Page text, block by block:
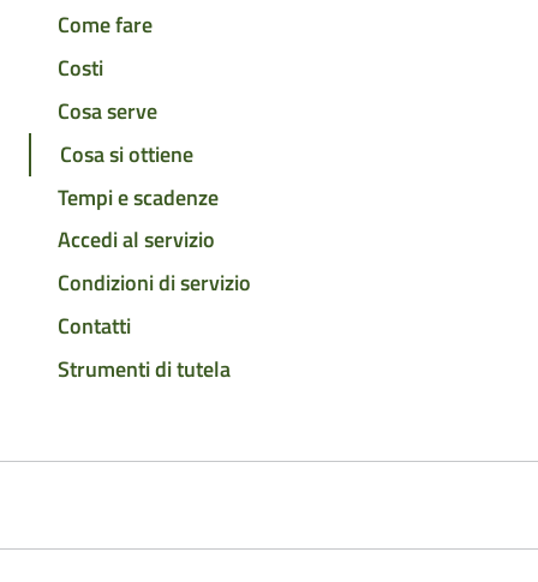
Come fare
Costi
Cosa serve
Cosa si ottiene
Tempi e scadenze
Accedi al servizio
Condizioni di servizio
Contatti
Strumenti di tutela